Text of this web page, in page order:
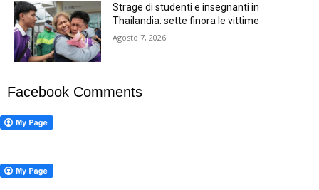
Strage di studenti e insegnanti in
Thailandia: sette finora le vittime
Agosto 7, 2026
Facebook Comments